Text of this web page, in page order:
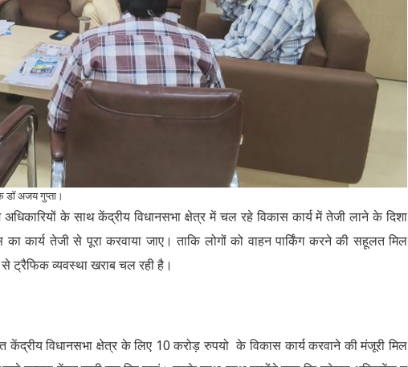
डॉ अजय गुप्ता।
के साथ केंद्रीय विधानसभा क्षेत्र में चल रहे विकास कार्य में तेजी लाने के दिशा
का कार्य तेजी से पूरा करवाया जाए। ताकि लोगों को वाहन पार्किंग करने की सहूलत मिल
से ट्रैफिक व्यवस्था खराब चल रही है।
केंद्रीय विधानसभा क्षेत्र के लिए 10 करोड़ रुपयो के विकास कार्य करवाने की मंजूरी मिल